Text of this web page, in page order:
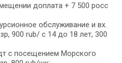
доплата + 7 500 росс
обслуживание и вх.
900 rub/ c 14 до 18 лет, 300
с посещением Морского